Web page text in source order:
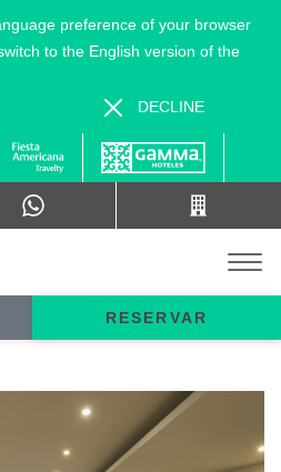
RESERVAR
preference of your browser
to the English version of the
DECLINE